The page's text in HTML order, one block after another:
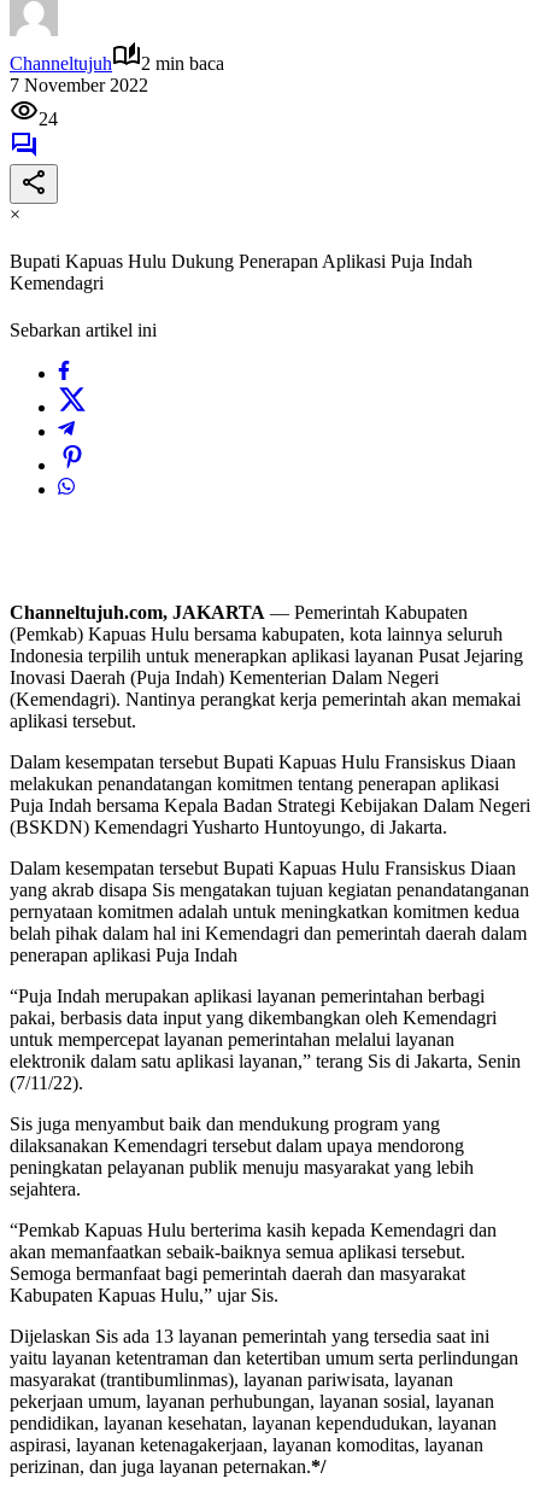
Channeltujuh
2 min baca
7 November 2022
24
×
Bupati Kapuas Hulu Dukung Penerapan Aplikasi Puja Indah
Kemendagri
Sebarkan artikel ini
Channeltujuh.com, JAKARTA — Pemerintah Kabupaten
(Pemkab) Kapuas Hulu bersama kabupaten, kota lainnya seluruh
Indonesia terpilih untuk menerapkan aplikasi layanan Pusat Jejaring
Inovasi Daerah (Puja Indah) Kementerian Dalam Negeri
(Kemendagri). Nantinya perangkat kerja pemerintah akan memakai
aplikasi tersebut.
Dalam kesempatan tersebut Bupati Kapuas Hulu Fransiskus Diaan
melakukan penandatangan komitmen tentang penerapan aplikasi
Puja Indah bersama Kepala Badan Strategi Kebijakan Dalam Negeri
(BSKDN) Kemendagri Yusharto Huntoyungo, di Jakarta.
Dalam kesempatan tersebut Bupati Kapuas Hulu Fransiskus Diaan
yang akrab disapa Sis mengatakan tujuan kegiatan penandatanganan
pernyataan komitmen adalah untuk meningkatkan komitmen kedua
belah pihak dalam hal ini Kemendagri dan pemerintah daerah dalam
penerapan aplikasi Puja Indah
“Puja Indah merupakan aplikasi layanan pemerintahan berbagi
pakai, berbasis data input yang dikembangkan oleh Kemendagri
untuk mempercepat layanan pemerintahan melalui layanan
elektronik dalam satu aplikasi layanan,” terang Sis di Jakarta, Senin
(7/11/22).
Sis juga menyambut baik dan mendukung program yang
dilaksanakan Kemendagri tersebut dalam upaya mendorong
peningkatan pelayanan publik menuju masyarakat yang lebih
sejahtera.
“Pemkab Kapuas Hulu berterima kasih kepada Kemendagri dan
akan memanfaatkan sebaik-baiknya semua aplikasi tersebut.
Semoga bermanfaat bagi pemerintah daerah dan masyarakat
Kabupaten Kapuas Hulu,” ujar Sis.
Dijelaskan Sis ada 13 layanan pemerintah yang tersedia saat ini
yaitu layanan ketentraman dan ketertiban umum serta perlindungan
masyarakat (trantibumlinmas), layanan pariwisata, layanan
pekerjaan umum, layanan perhubungan, layanan sosial, layanan
pendidikan, layanan kesehatan, layanan kependudukan, layanan
aspirasi, layanan ketenagakerjaan, layanan komoditas, layanan
perizinan, dan juga layanan peternakan.*/